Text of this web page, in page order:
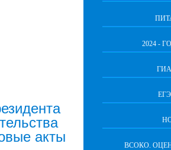
акты
2024 -
ГИА
ЕГЭ
ВСОКО.